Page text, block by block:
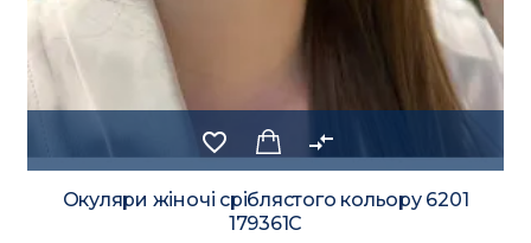
favorite_border compare_arrows
Окуляри жіночі сріблястого кольору 6201
179361C